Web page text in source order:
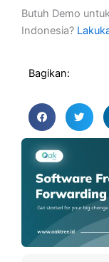
Butuh Demo
Indonesia?
Bagikan: